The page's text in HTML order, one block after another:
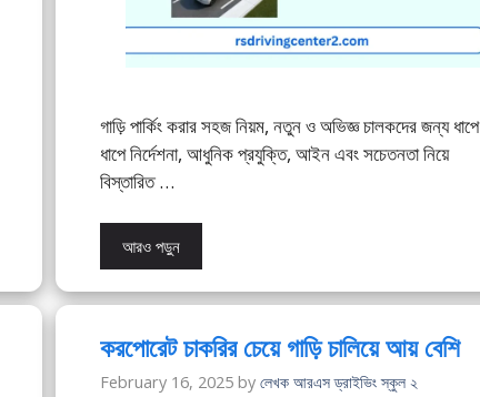
গাড়ি পার্কিং করার সহজ নিয়ম, নতুন ও অভিজ্ঞ চালকদের জন্য ধাপে
ধাপে নির্দেশনা, আধুনিক প্রযুক্তি, আইন এবং সচেতনতা নিয়ে
বিস্তারিত …
আরও পড়ুন
করপোরেট চাকরির চেয়ে গাড়ি চালিয়ে আয় বেশি
February 16, 2025 by লেখক আরএস ড্রাইভিং স্কুল ২